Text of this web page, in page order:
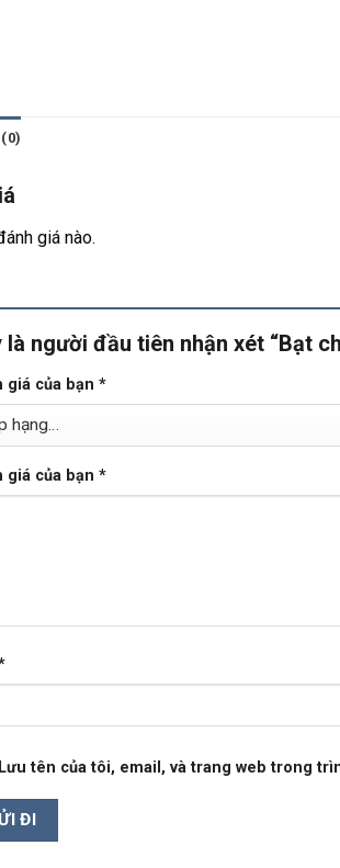
giá nào.
là người đầu tiên nhận xét “Bạt
giá của bạn *
giá của bạn *
tên của tôi, email, và trang web trong